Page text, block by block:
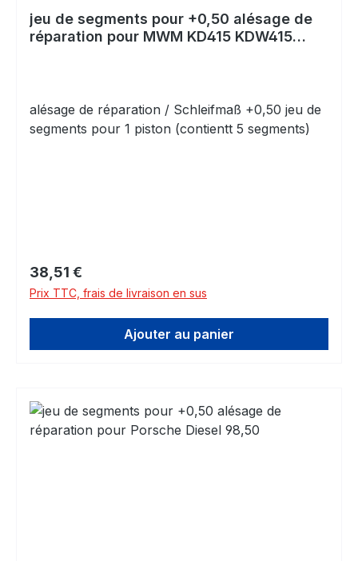
jeu de segments pour +0,50 alésage de
réparation pour MWM KD415 KDW415
alésage de réparation / Schleifmaß +0,50 jeu de
segments pour 1 piston (contientt 5 segments)
Prix régulier :
38,51 €
Prix TTC, frais de livraison en sus
Ajouter au panier